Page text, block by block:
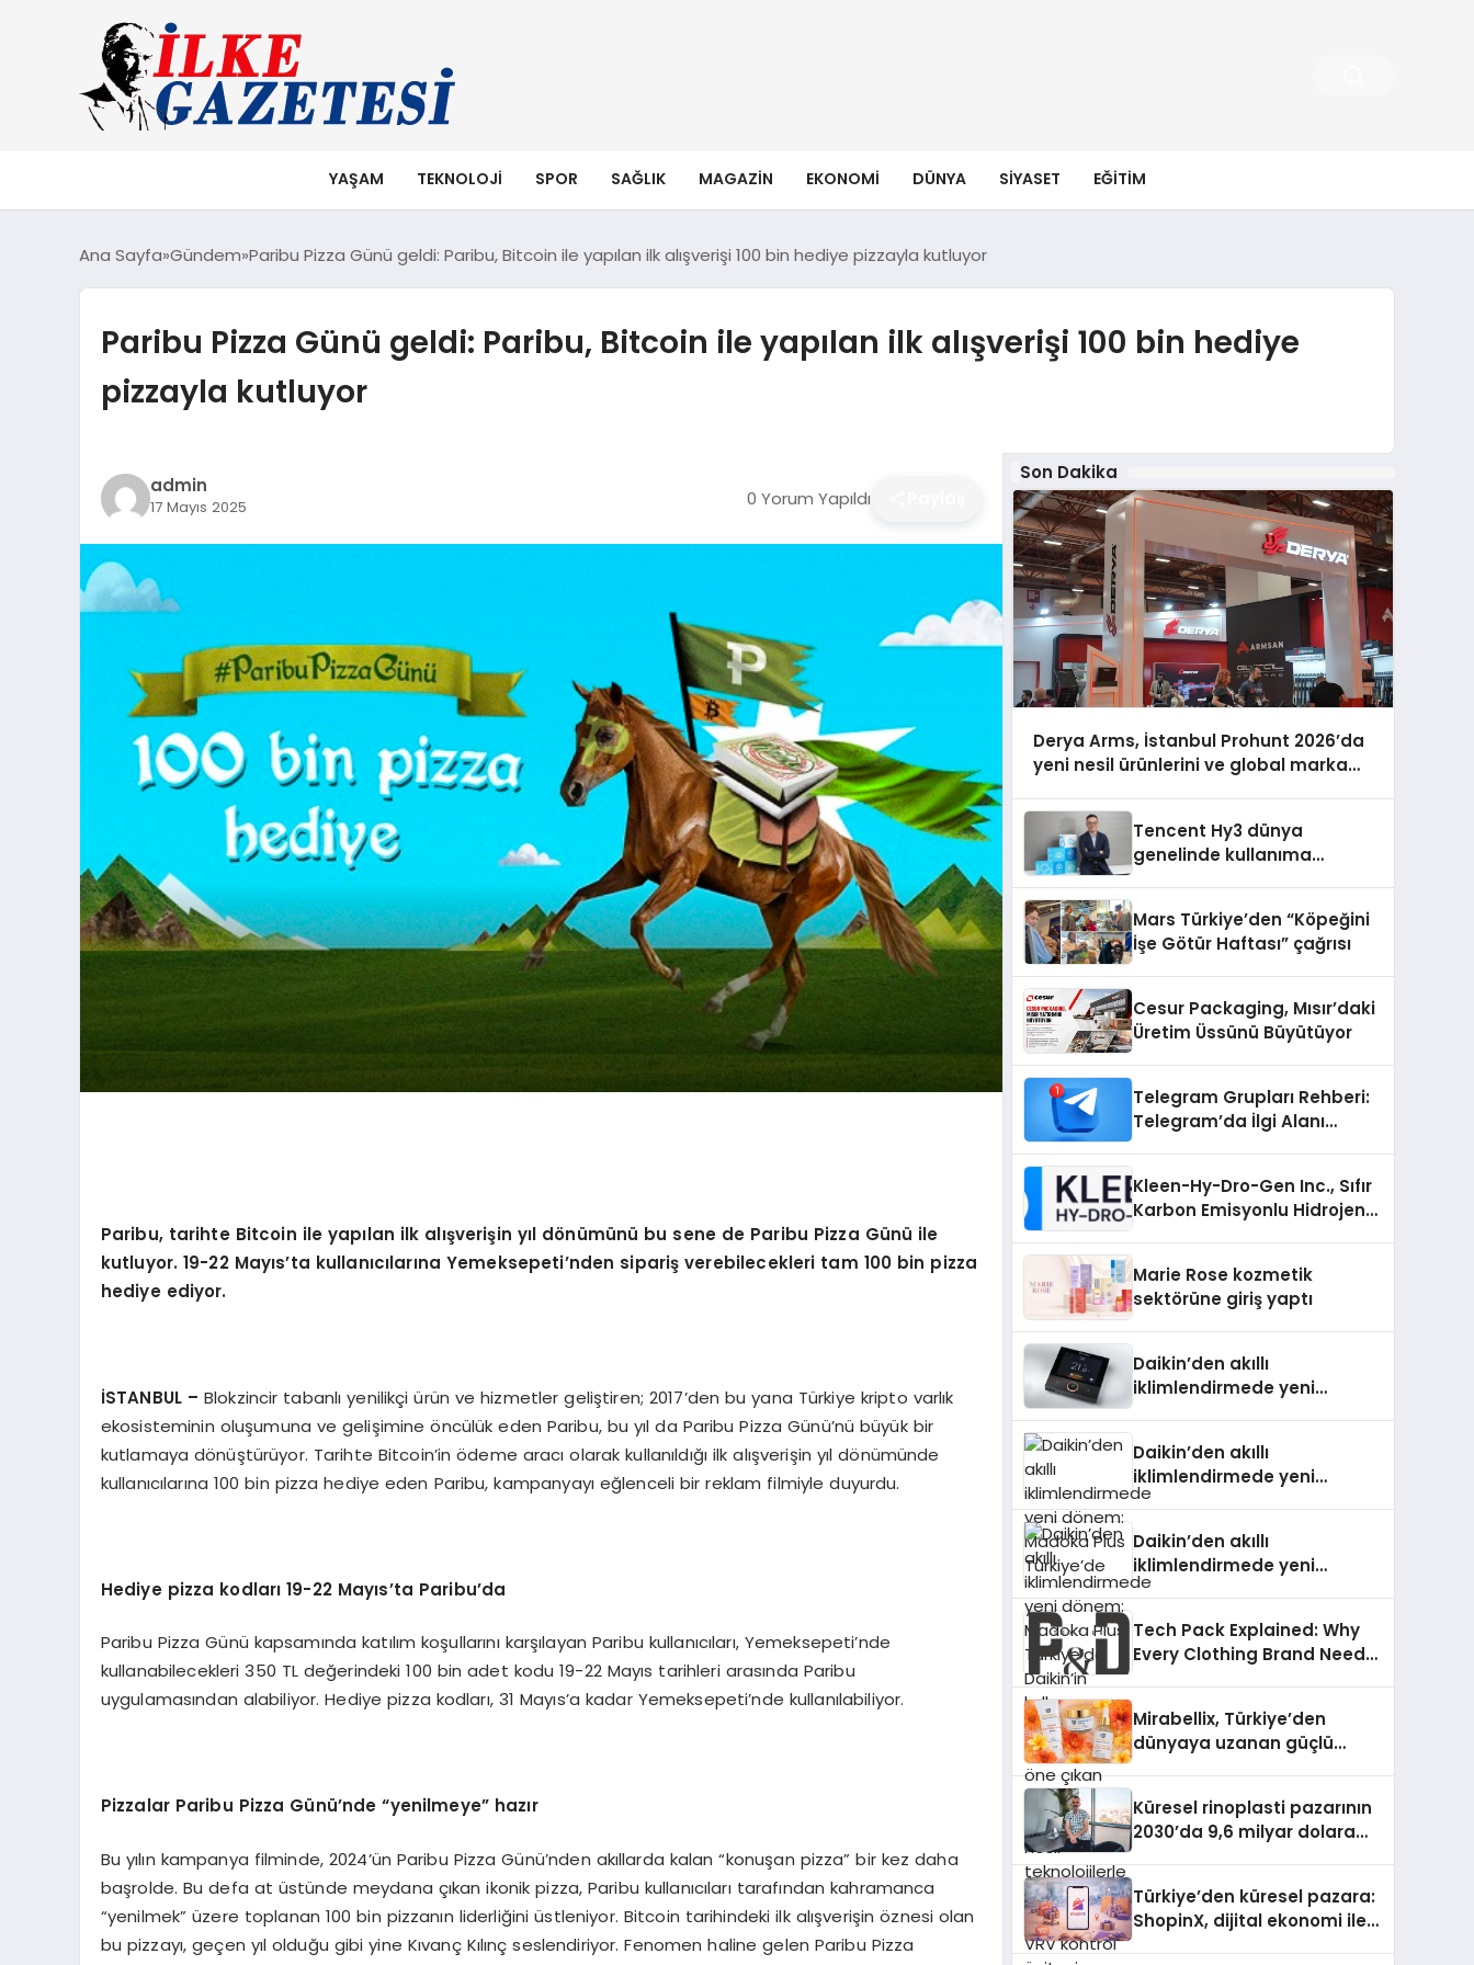
YAŞAM TEKNOLOJI SPOR SAĞLIK MAGAZIN EKONOMI DÜNYA SIYASET EĞITIM
Ana Sayfa Gündem Paribu Pizza Günü geldi: Paribu, Bitcoin ile yapılan ilk alışverişi 100 bin hediye pizzayla kutluyor
Paribu Pizza Günü geldi: Paribu, Bitcoin ile yapılan ilk alışverişi 100 bin hediye
pizzayla kutluyor
admin
17 Mayıs 2025 0 Yorum Yapıldı
Paribu, tarihte Bitcoin ile yapılan ilk alışverişin yıl dönümünü bu sene de Paribu Pizza Günü ile
kutluyor. 19-22 Mayıs’ta kullanıcılarına Yemeksepeti’nden sipariş verebilecekleri tam 100 bin pizza
hediye ediyor.
İSTANBUL – Blokzincir tabanlı yenilikçi ürün ve hizmetler geliştiren; 2017’den bu yana Türkiye kripto varlık
ekosisteminin oluşumuna ve gelişimine öncülük eden Paribu, bu yıl da Paribu Pizza Günü’nü büyük bir
kutlamaya dönüştürüyor. Tarihte Bitcoin’in ödeme aracı olarak kullanıldığı ilk alışverişin yıl dönümünde
kullanıcılarına 100 bin pizza hediye eden Paribu, kampanyayı eğlenceli bir reklam filmiyle duyurdu.
Hediye pizza kodları19-22 Mayıs’ta Paribu’da
Paribu Pizza Günü kapsamında katılım koşullarını karşılayan Paribu kullanıcıları, Yemeksepeti’nde
kullanabilecekleri 350 TL değerindeki 100 bin adet kodu 19-22 Mayıs tarihleri arasında Paribu
uygulamasından alabiliyor. Hediye pizza kodları, 31 Mayıs’a kadar Yemeksepeti’nde kullanılabiliyor.
Pizzalar Paribu Pizza Günü’nde“yenilmeye” hazır
Bu yılın kampanya filminde, 2024’ün Paribu Pizza Günü’nden akıllarda kalan “konuşan pizza” bir kez daha
başrolde. Bu defa at üstünde meydana çıkan ikonik pizza, Paribu kullanıcıları tarafından kahramanca
“yenilmek” üzere toplanan 100 bin pizzanın liderliğini üstleniyor. Bitcoin tarihindeki ilk alışverişin öznesi olan
bu pizzayı, geçen yıl olduğu gibi yine Kıvanç Kılınç seslendiriyor. Fenomen haline gelen Paribu Pizza
Son Dakika
Derya Arms, İstanbul Prohunt 2026’da
yeni nesil ürünlerini ve global marka
Tencent Hy3 dünya
genelinde kullanıma
Mars Türkiye’den “Köpeğini
İşe Götür Haftası” çağrısı
Cesur Packaging, Mısır’daki
Üretim Üssünü Büyütüyor
Telegram Grupları Rehberi:
Telegram’da İlgi Alanı
Kleen-Hy-Dro-Gen Inc., Sıfır
Karbon Emisyonlu Hidrojen
Aldı
Marie Rose kozmetik
sektörüne giriş yaptı
Daikin’den akıllı
iklimlendirmede yeni
Daikin’den akıllı
iklimlendirmede yeni
dönem: Madoka Plus
Daikin’den akıllı
iklimlendirmede yeni
dönem: Madoka Plus
dostu tasarımıyla öne çıkan
Madoka ailesinin yeni nesil
teknolojilerle donatılmış son
modeli VRV kontrol ünitesi
Madoka Plus Türkiye’de
satışa sunuldu. Tam
dokunmatik ekranı, mobil
uygulama desteği ve akıllı
sensör entegrasyonu
daha kolay, konforlu ve
verimli hale getiriyor. Enerji
verimliliğini artırırken
Tech Pack Explained: Why
Every Clothing Brand Needs
Mirabellix, Türkiye’den
dünyaya uzanan güçlü
Küresel rinoplasti pazarının
2030’da 9,6 milyar dolara
Türkiye’den küresel pazara:
ShopinX, dijital ekonomi ile